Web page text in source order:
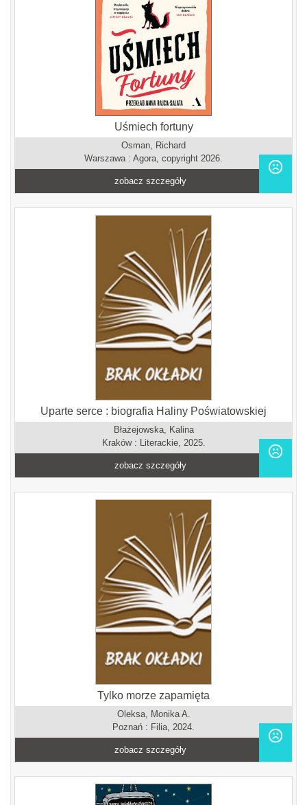
Uśmiech fortuny
Osman, Richard
Warszawa : Agora, copyright 2026.
zobacz szczegóły
Uparte serce : biografia Haliny Poświatowskiej
Błażejowska, Kalina
Kraków : Literackie, 2025.
zobacz szczegóły
Tylko morze zapamięta
Oleksa, Monika A.
Poznań : Filia, 2024.
zobacz szczegóły